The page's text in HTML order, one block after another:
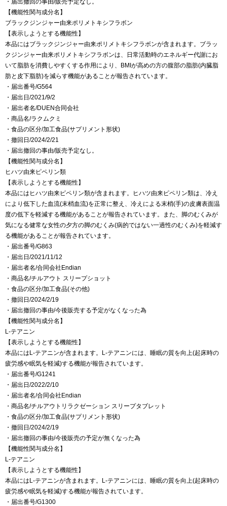
・届出撤回の事由/販売予定なし。
【機能性関与成分名】
ブラックジンジャー由来ポリメトキシフラボン
【表示しようとする機能性】
本品にはブラックジンジャー由来ポリメトキシフラボンが含まれます。ブラッ
クジンジャー由来ポリメトキシフラボンは、日常活動時のエネルギー代謝にお
いて脂肪を消費しやすくする作用により、BMIが高めの方の腹部の脂肪(内臓脂
肪と皮下脂肪)を減らす機能があることが報告されています。
・届出番号/G564
・届出日/2021/9/2
・届出者名/DUEN合同会社
・商品名/ラクムクミ
・食品の区分/加工食品(サプリメント形状)
・撤回日/2024/2/21
・届出撤回の事由/販売予定なし。
【機能性関与成分名】
ヒハツ由来ピペリン類
【表示しようとする機能性】
本品にはヒハツ由来ピペリン類が含まれます。ヒハツ由来ピペリン類は、冷え
により低下した血流(末梢血流)を正常に整え、冷えによる末梢(手)の皮膚表面温
度の低下を軽減する機能があることが報告されています。また、脚のむくみが
気になる健常な女性の夕方の脚のむくみ(病的ではない一過性のむくみ)を軽減す
る機能があることが報告されています。
・届出番号/G863
・届出日/2021/11/12
・届出者名/合同会社Endian
・商品名/チルアウト スリープショット
・食品の区分/加工食品(その他)
・撤回日/2024/2/19
・届出撤回の事由/今後販売する予定がなくなった為
【機能性関与成分名】
L-テアニン
【表示しようとする機能性】
本品にはL-テアニンが含まれます。L-テアニンには、睡眠の質を向上(起床時の
疲労感や眠気を軽減)する機能が報告されています。
・届出番号/G1241
・届出日/2022/2/10
・届出者名/合同会社Endian
・商品名/チルアウトリラクゼーション スリープタブレット
・食品の区分/加工食品(サプリメント形状)
・撤回日/2024/2/19
・届出撤回の事由/今後販売の予定が無くなった為
【機能性関与成分名】
L-テアニン
【表示しようとする機能性】
本品にはL-テアニンが含まれます。L-テアニンには、睡眠の質を向上(起床時の
疲労感や眠気を軽減)する機能が報告されています。
・届出番号/G1300